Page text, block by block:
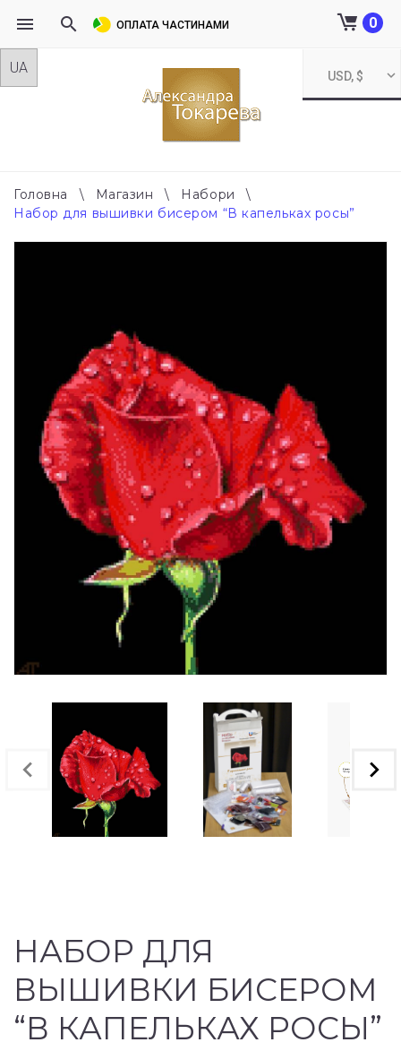
Skip
USD, $
0
ОПЛАТА ЧАСТИНАМИ
Головна \ Магазин \ Набори
\
Набор для вышивки бисером “В капельках росы”
НАБОР ДЛЯ
ВЫШИВКИ БИСЕРОМ
“В КАПЕЛЬКАХ РОСЫ”